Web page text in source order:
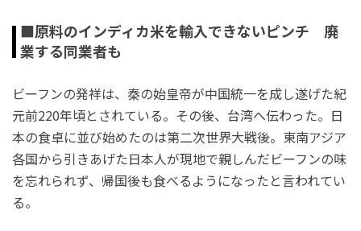
■原料のインディカ米を輸入できないピンチ 廃
業する同業者も
ビーフンの発祥は、秦の始皇帝が中国統一を成し遂げた紀
元前220年頃とされている。その後、台湾へ伝わった。日
本の食卓に並び始めたのは第二次世界大戦後。東南アジア
各国から引きあげた日本人が現地で親しんだビーフンの味
を忘れられず、帰国後も食べるようになったと言われてい
る。